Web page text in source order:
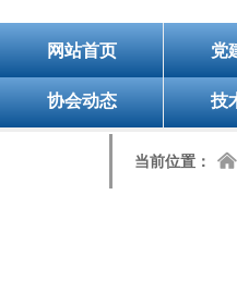
网站首页 党
协会动态 技
当前位置： 낀